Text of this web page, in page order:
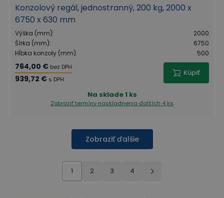
Konzolový regál, jednostranný, 200 kg, 2000 x
6750 x 630 mm
Výška (mm):
2000
Šírka (mm):
6750
Hĺbka konzoly (mm): 500
764,00 € bez DPH
939,72 € s DPH
Kúpiť
Na sklade1 ks
Zobraziť termíny naskladnenia ďalších 4 ks
Zobraziť ďalšie
1 2 3 4